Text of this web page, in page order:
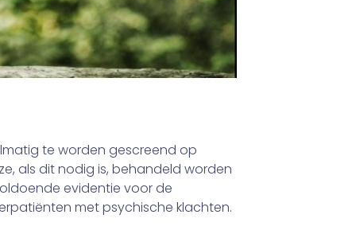
te worden gescreend op
als dit nodig is, behandeld worden
evidentie voor de
met psychische klachten.